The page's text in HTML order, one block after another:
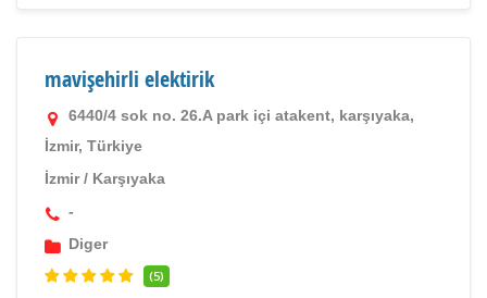
mavişehirli elektirik
6440/4 sok no. 26.A park içi atakent, karşıyaka,
İzmir, Türkiye
İzmir/ Karşıyaka
-
Diger
(5)